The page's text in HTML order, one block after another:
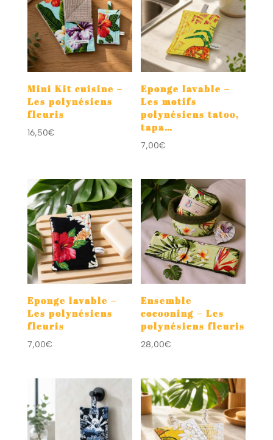
Mini Kit cuisine –
Les polynésiens
fleuris
16,50€
Eponge lavable –
Les motifs
polynésiens tatoo,
tapa…
7,00€
Eponge lavable –
Les polynésiens
fleuris
7,00€
Ensemble
cocooning – Les
polynésiens fleuris
28,00€